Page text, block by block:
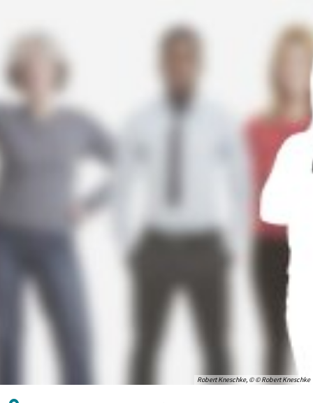
Robert Kneschke, © © Robert Kneschke